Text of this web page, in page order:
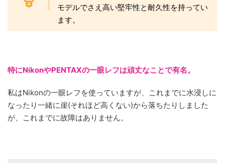
モデルでさえ高い堅牢性と耐久性を持ってい
ます。
特にNikonやPENTAXの一眼レフは頑丈なことで有名。
私はNikonの一眼レフを使っていますが、これまでに水浸しに
なったり一緒に崖(それほど高くない)から落ちたりしました
が、これまでに故障はありません。